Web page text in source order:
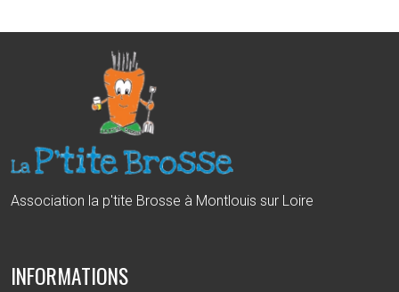
Association la p'tite Brosse à Montlouis sur Loire
INFORMATIONS